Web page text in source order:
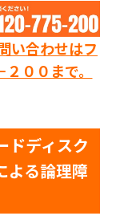
い合わせはフ
００まで。
ドディスク
よる論理障